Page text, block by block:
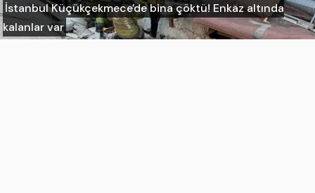
İstanbul Küçükçekmece'de bina çöktü! Enkaz altında
kalanlar var